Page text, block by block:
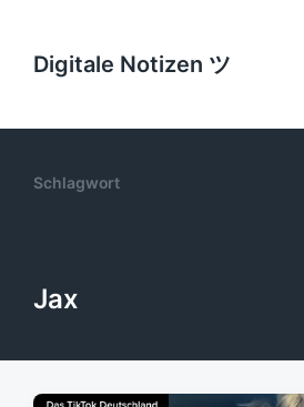
Digitale Notizen ツ
Schlagwort
Jax